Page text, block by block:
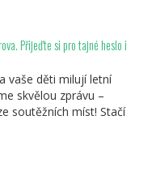
Přijeďte si pro tajné heslo i
vaše děti milují letní
skvělou zprávu –
soutěžních míst! Stačí